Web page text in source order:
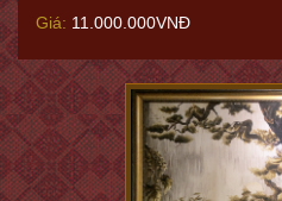
Giá: 11.000.000VNĐ